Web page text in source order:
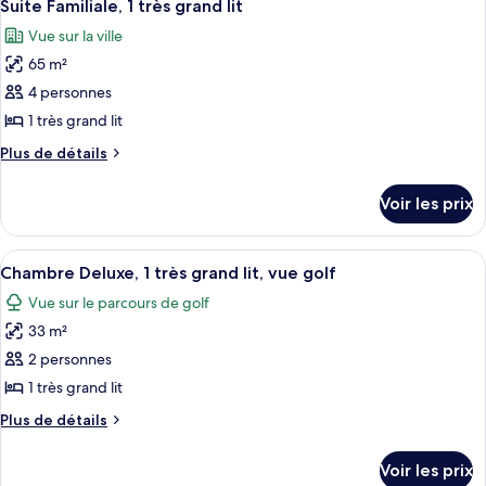
Appartement,
2
toutes
les
photos
pour
ce
type
de
Suite
Familiale,
1
très
grand
lit
Suite Familiale, 1 très grand lit
Vue sur la ville
65 m²
4 personnes
1 très grand lit
Plus de détails
Plus
le
type
de
Suite
Familiale,
très
grand
Voir les prix
Afficher
toutes
les
photos
pour
ce
type
de
Une chambre d’hôtel dotée d’un
7
Chambre Deluxe, 1 très grand lit, vue golf
Vue sur le parcours de golf
33 m²
2 personnes
1 très grand lit
Plus de détails
Plus
Voir les prix